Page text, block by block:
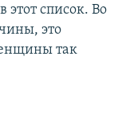
этот список. Во
это
так